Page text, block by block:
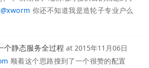
@xworm 你还不知道我是造轮子专业户么
个静态服务全过程 at 2015年11月06日
顺着这个思路搜到了一个很赞的配置